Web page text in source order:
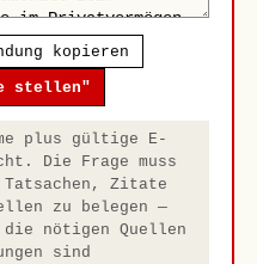
kopieren
stellen"
plus gültige E-
Die Frage muss
Zitate
zu belegen —
nötigen Quellen
sind